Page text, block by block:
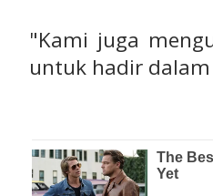
"Kami juga
untuk hadir